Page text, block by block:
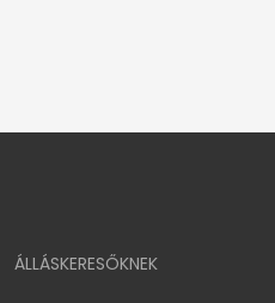
ÁLLÁSKERESŐKNEK